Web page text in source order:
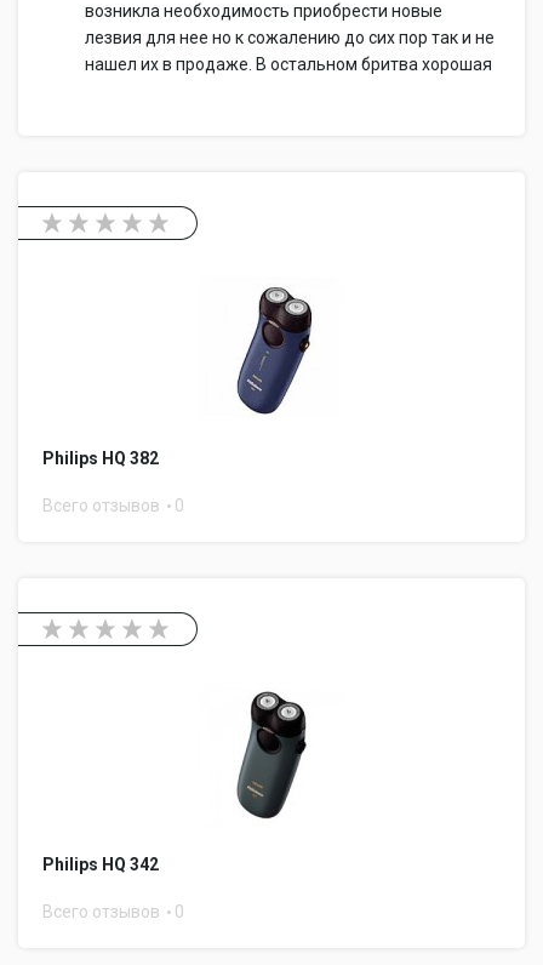
возникла необходимость приобрести новые
лезвия для нее но к сожалению до сих пор так и не
нашел их в продаже. В остальном бритва хорошая
Philips HQ 382
Всего отзывов 0
Philips HQ 342
Всего отзывов 0